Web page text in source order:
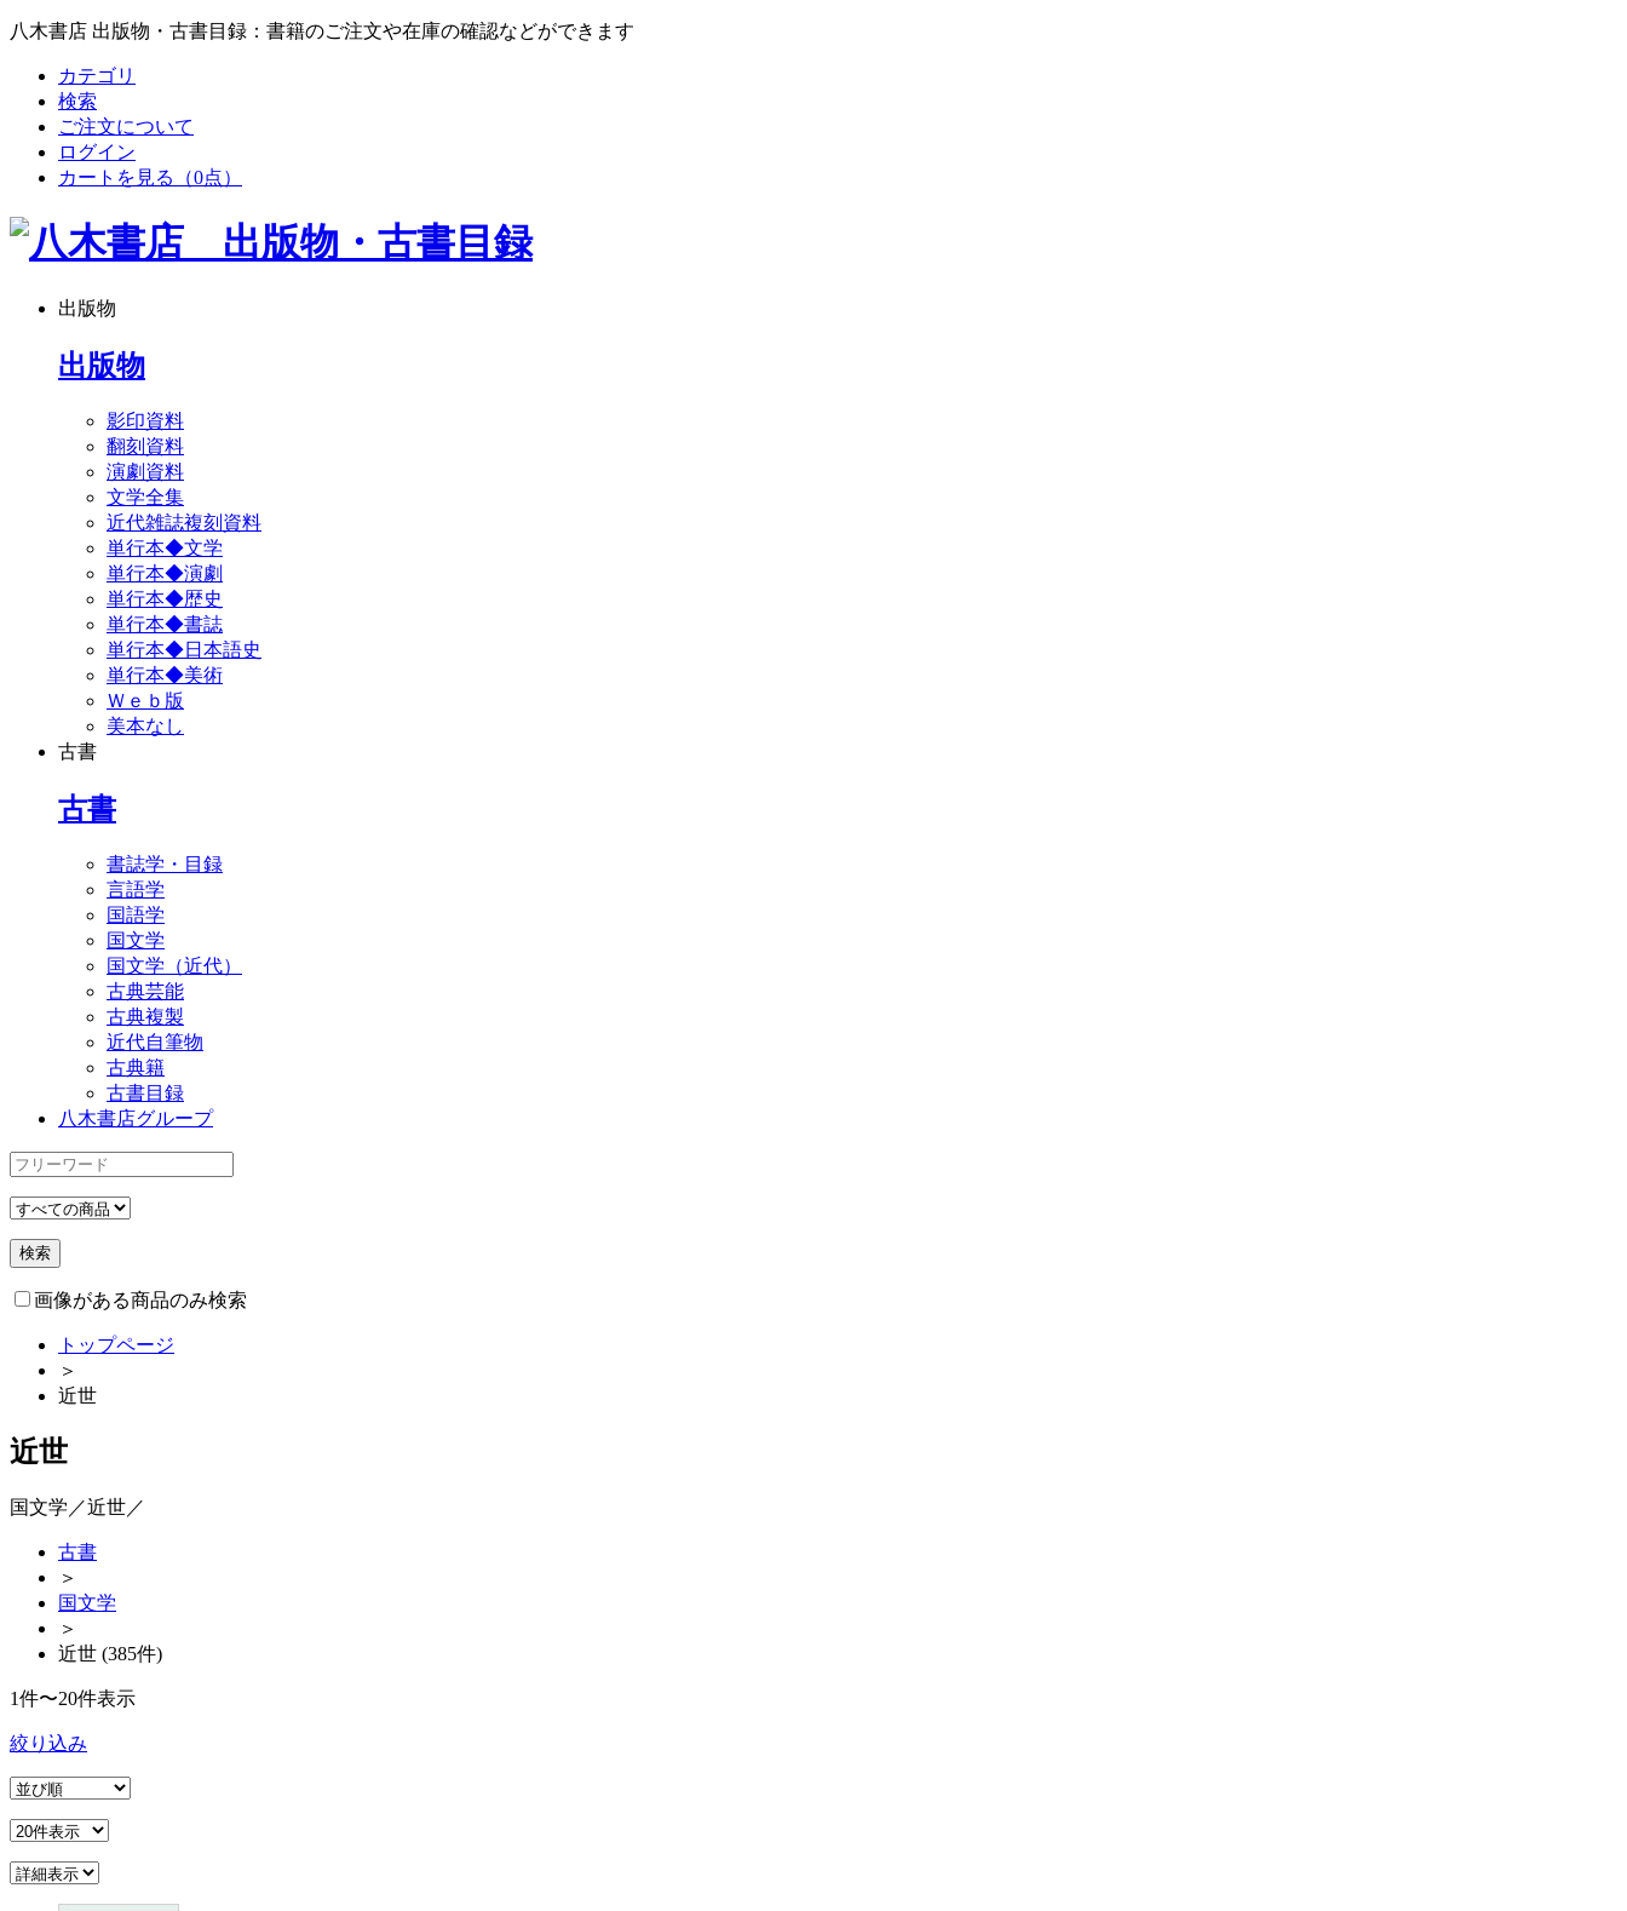
八木書店 出版物・古書目録：書籍のご注文や在庫の確認などができます
カテゴリ
検索
ご注文について
ログイン
カートを見る
（0点）
出版物
出版物
影印資料
翻刻資料
演劇資料
文学全集
近代雑誌複刻資料
単行本◆文学
単行本◆演劇
単行本◆歴史
単行本◆書誌
単行本◆日本語史
単行本◆美術
Ｗｅｂ版
美本なし
古書
古書
書誌学・目録
言語学
国語学
国文学
国文学（近代）
古典芸能
古典複製
近代自筆物
古典籍
古書目録
八木書店グループ
画像がある商品のみ検索
トップページ
＞
近世
近世
国文学／近世／
古書
＞
国文学
＞
近世 (385件)
1件〜20件表示
絞り込み